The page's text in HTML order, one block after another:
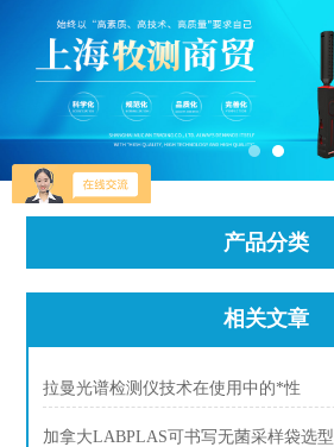
产品分类
相关文章
拉曼光谱检测仪技术在使用中的*性
加拿大LABPLAS可书写无菌采样袋选型